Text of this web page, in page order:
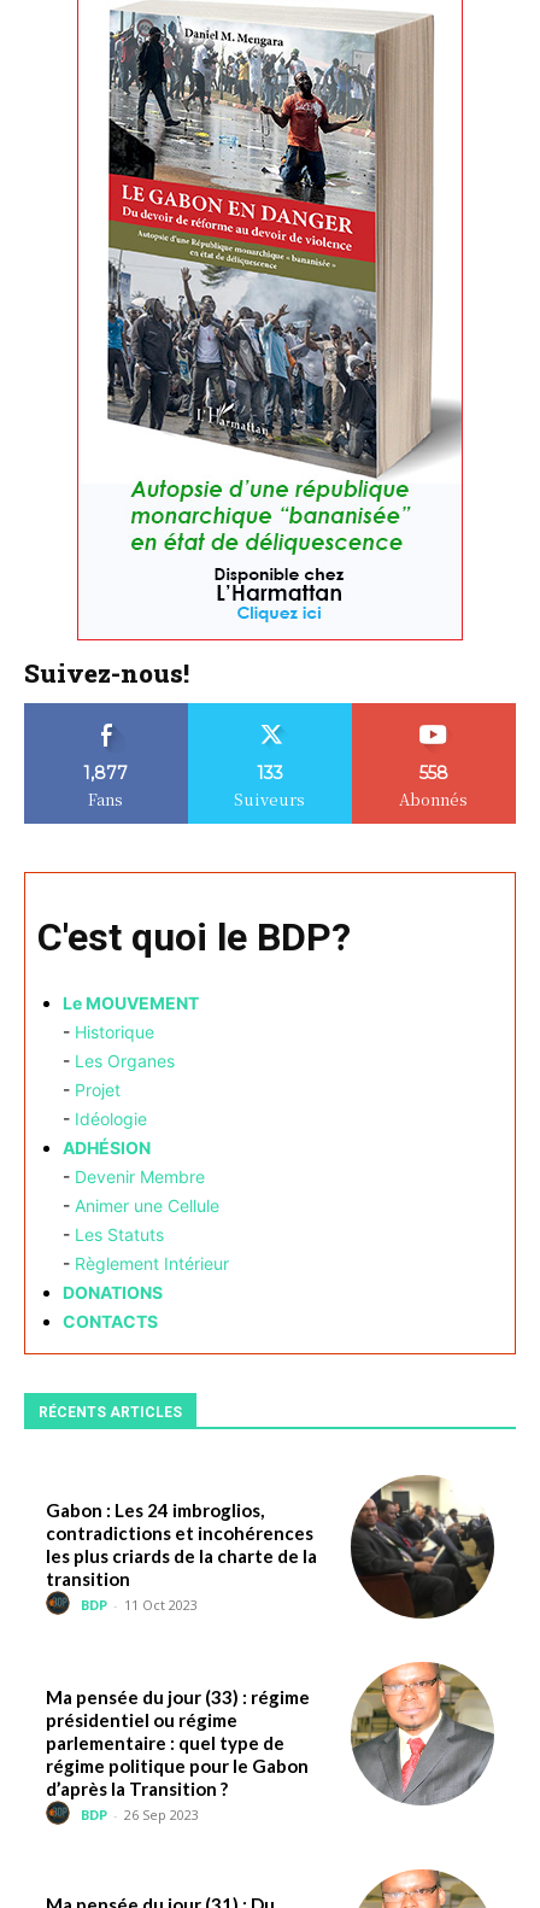
Suivez-nous!
1,877
Fans
133
Suiveurs
558
Abonnés
C'est quoi le BDP?
Le MOUVEMENT
- Historique
- Les Organes
- Projet
- Idéologie
ADHÉSION
- Devenir Membre
- Animer une Cellule
- Les Statuts
- Règlement Intérieur
DONATIONS
CONTACTS
RÉCENTS ARTICLES
Gabon : Les 24 imbroglios,
contradictions et incohérences
les plus criards de la charte de la
transition
BDP - 11 Oct 2023
Ma pensée du jour (33) : régime
présidentiel ou régime
parlementaire : quel type de
régime politique pour le Gabon
d’après la Transition ?
BDP - 26 Sep 2023